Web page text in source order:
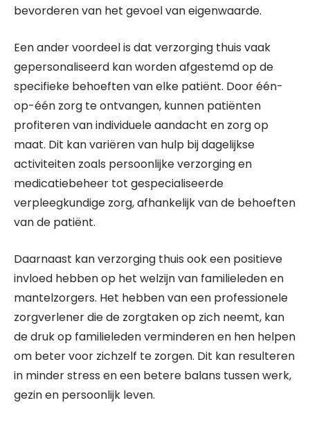
bevorderen van het gevoel van eigenwaarde.
Een ander voordeel is dat verzorging thuis vaak
gepersonaliseerd kan worden afgestemd op de
specifieke behoeften van elke patiënt. Door één-
op-één zorg te ontvangen, kunnen patiënten
profiteren van individuele aandacht en zorg op
maat. Dit kan variëren van hulp bij dagelijkse
activiteiten zoals persoonlijke verzorging en
medicatiebeheer tot gespecialiseerde
verpleegkundige zorg, afhankelijk van de behoeften
van de patiënt.
Daarnaast kan verzorging thuis ook een positieve
invloed hebben op het welzijn van familieleden en
mantelzorgers. Het hebben van een professionele
zorgverlener die de zorgtaken op zich neemt, kan
de druk op familieleden verminderen en hen helpen
om beter voor zichzelf te zorgen. Dit kan resulteren
in minder stress en een betere balans tussen werk,
gezin en persoonlijk leven.